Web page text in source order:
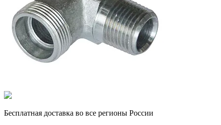
Бесплатная доставка во все регионы России